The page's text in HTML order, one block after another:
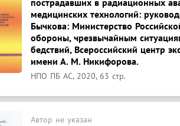
медицинских технологий:
Бычкова: Министерство
обороны, чрезвычайным
бедствий, Всероссийский центр
имени А. М. Никифорова.
НПО ПБ АС, 2020, 63 стр.
Автор не указан